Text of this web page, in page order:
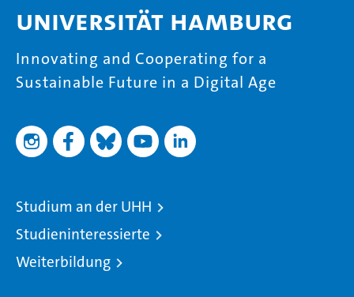
Universität Hamburg
Innovating and Cooperating for a
Sustainable Future in a Digital Age
Studium an der UHH
Studieninteressierte
Weiterbildung